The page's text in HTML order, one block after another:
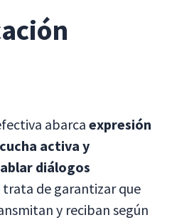
abarca expresión
activa y
diálogos
trata de garantizar que
y reciban según